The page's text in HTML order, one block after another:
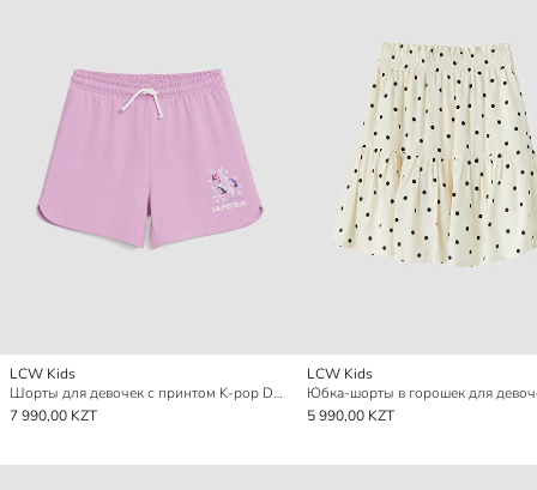
LCW Kids
Шорты для девочек с принтом K-pop Demon Hunters
7 990,00 KZT
LCW Kids
Юбка-шорты в горошек для
5 990,00 KZT